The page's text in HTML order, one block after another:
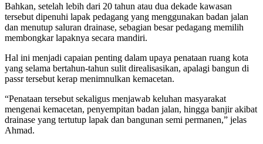
Bahkan, setelah lebih dari 20 tahun atau dua dekade kawasan
tersebut dipenuhi lapak pedagang yang menggunakan badan jalan
dan menutup saluran drainase, sebagian besar pedagang memilih
membongkar lapaknya secara mandiri.
Hal ini menjadi capaian penting dalam upaya penataan ruang kota
yang selama bertahun-tahun sulit direalisasikan, apalagi bangun di
passr tersebut kerap menimnulkan kemacetan.
“Penataan tersebut sekaligus menjawab keluhan masyarakat
mengenai kemacetan, penyempitan badan jalan, hingga banjir akibat
drainase yang tertutup lapak dan bangunan semi permanen,” jelas
Ahmad.